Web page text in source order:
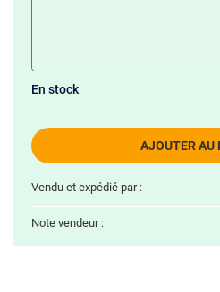
AJOUTER AU
En stock
Vendu et expédié par :
Note vendeur :